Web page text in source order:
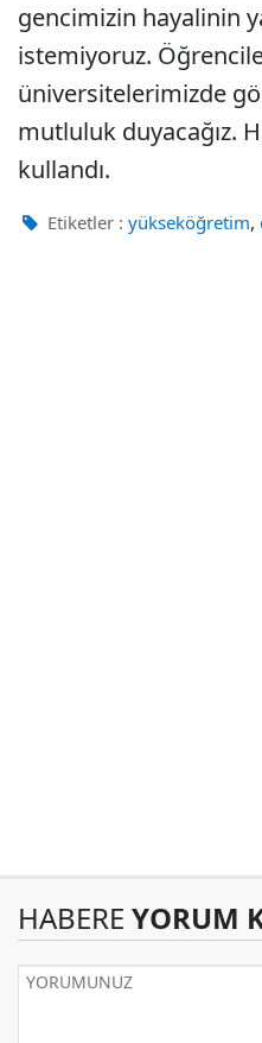
gencimizin hayalinin
istemiyoruz.
üniversitelerimizde
mutluluk duyacağız.
kullandı.
Etiketler : yükseköğretim,
HABERE YORUM